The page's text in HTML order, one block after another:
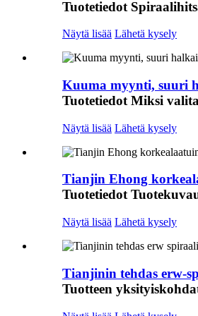
Tuotetiedot
Näytä lisää Lähetä kysely
Kuuma myynti, suuri
Tuotetiedot Miksi
Näytä lisää Lähetä kysely
Tianjin Ehong
Tuotetiedot
Näytä lisää Lähetä kysely
Tianjinin tehdas erw-
Tuotteen